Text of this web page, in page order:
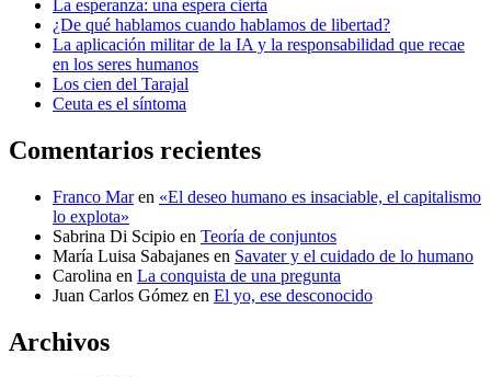
La esperanza: una espera cierta
¿De qué hablamos cuando hablamos de libertad?
La aplicación militar de la IA y la responsabilidad que recae
en los seres humanos
Los cien del Tarajal
Ceuta es el síntoma
Comentarios recientes
Franco Maren «El deseo humano es insaciable, el capitalismo
lo explota»
Sabrina Di Scipio en Teoría de conjuntos
María Luisa Sabajanes en Savater y el cuidado de lo humano
Carolina en La conquista de una pregunta
Juan Carlos Gómez en El yo, ese desconocido
Archivos